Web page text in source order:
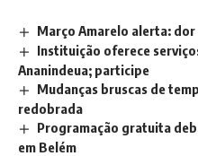
Março Amarelo alerta:
Instituição oferece
Ananindeua; participe
Mudanças bruscas de
redobrada
Programação gratuita
em Belém